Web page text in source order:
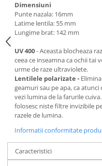
Dimensiuni
Punte nazala: 16mm
Latime lentila: 55 mm
Lungime brat: 142 mm
UV 400- Aceasta blocheaza
ceea ce inseamna ca ochii tai
urme de raze ultraviolete.
Lentilele polarizate -
geamuri sau pe apa, ca
vezi lumina de la farurile
folosesc niste filtre invizibile
razele de lumina.
Informatii conformitate
Caracteristici